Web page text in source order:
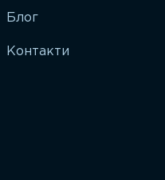
Блог
Контакти